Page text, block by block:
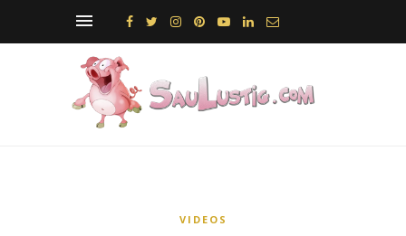
VIDEOS